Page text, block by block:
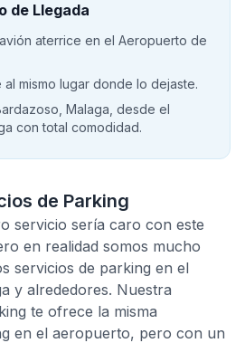
de Llegada
aterrice en el Aeropuerto de
mismo lugar donde lo dejaste.
Malaga, desde el
con total comodidad.
de Parking
servicio sería caro con este
en realidad somos mucho
servicios de parking en el
y alrededores. Nuestra
te ofrece la misma
en el aeropuerto, pero con un